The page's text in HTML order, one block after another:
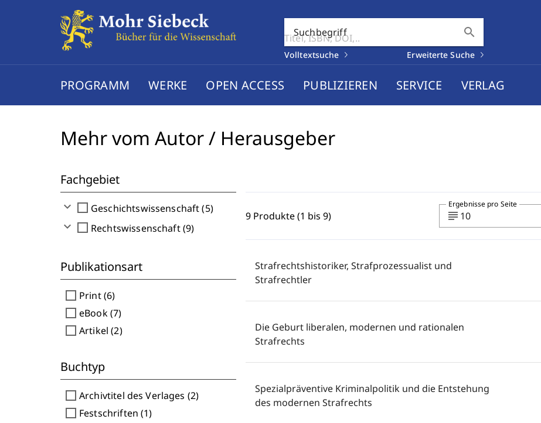
Suchbegriff search
Volltextsuche Erweiterte Suche
PROGRAMM WERKE OPEN ACCESS PUBLIZIEREN SERVICE VERLAG
Mehr vom Autor / Herausgeber
Fachgebiet
expand_more check_box_outline_blank Geschichtswissenschaft (5)
expand_more check_box_outline_blank Rechtswissenschaft (9)
Publikationsart
check_box_outline_blank Print (6)
check_box_outline_blank eBook (7)
check_box_outline_blank Artikel (2)
Buchtyp
check_box_outline_blank Archivtitel des Verlages (2)
check_box_outline_blank Festschriften (1)
9 Produkte (1 bis 9) subject 10
Ergebnisse pro Seite
Strafrechtshistoriker, Strafprozessualist und
Strafrechtler
Die Geburt liberalen, modernen und rationalen
Strafrechts
Spezialpräventive Kriminalpolitik und die Entstehung
des modernen Strafrechts